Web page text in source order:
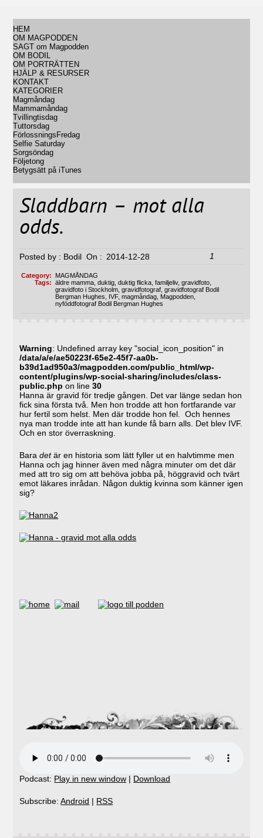
HEM
OM MAGPODDEN
SAGT om Magpodden
OM BODIL
OM PORTRÄTTEN
HJÄLP & RESURSER
KONTAKT
KATEGORIER
Magmåndag
Mammamåndag
Tvillingtisdag
Tuttorsdag
FörlossningsFredag
Selfie Saturday
Sorgsöndag
Följetong
Betygsätt på iTunes
Sladdbarn – mot alla
odds.
Posted by : Bodil On : 2014-12-28 1
Category:
MAGMÅNDAG
Tags: äldre mamma, duktig, duktig flicka, familjeliv, gravidfoto,
gravidfoto i Stockholm, gravidfotograf, gravidfotograf Bodil
Bergman Hughes
IVF, magmåndag, Magpodden,
nyföddfotograf Bodil Bergman Hughes
Warning: Undefined array key "social_icon_position" in
/data/a/e/ae50223f-65e2-45f7-aa0b-
b39d1ad950a3/magpodden.com/public_html/wp-
content/plugins/wp-social-sharing/includes/class-
public.php on line30
Hanna är gravid för tredje gången. Det var länge sedan hon
fick sina första två. Men hon trodde att hon fortfarande var
hur fertil som helst. Men där trodde hon fel. Och hennes
nya man trodde inte att han kunde få barn alls. Det blev IVF.
Och en stor överraskning.
Baradetär en historia som lätt fyller ut en halvtimme men
Hanna och jag hinner även med några minuter om det där
med att tro sig om att behöva jobba på, höggravid och tvärt
emot läkares inrådan. Någon duktig kvinna som känner igen
sig?
Podcast: Play in new window | Download
Subscribe:Android | RSS